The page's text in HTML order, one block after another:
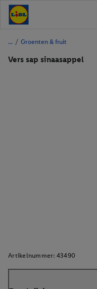
/ Groenten & fruit
Vers sap sinaasappel
Artikelnummer: 43490